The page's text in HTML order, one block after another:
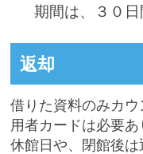
期間は、３０日
返却
借りた資料のみカ
用者カードは必要あ
休館日や、閉館後